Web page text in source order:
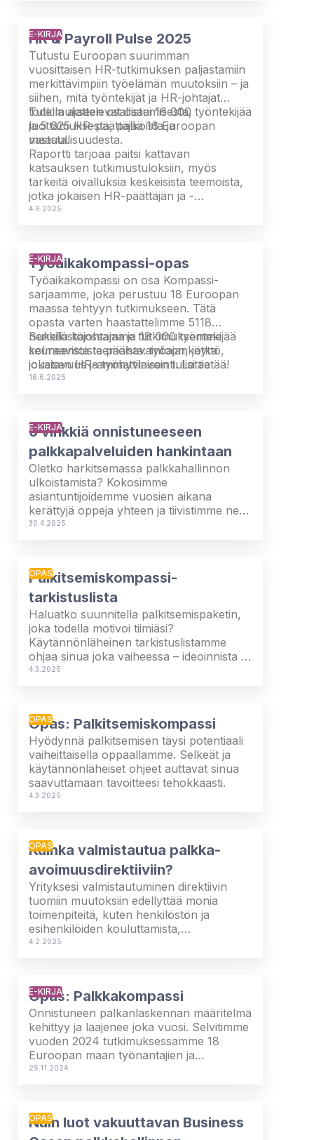
E-KIRJA
HR & Payroll Pulse 2025
Tutustu Euroopan suurimman
vuosittaisen HR-tutkimuksen paljastamiin
merkittävimpiin työelämän muutoksiin – ja
siihen, mitä työntekijät ja HR-johtajat
todella ajattelevat osaamisesta,
luottamuksesta, palkoista ja
vastuullisuudesta.
Tutkimukseen osallistui 16 000 työntekijää
ja 5 625 HR-päättäjää 16 Euroopan
maasta.
Raportti tarjoaa paitsi kattavan
katsauksen tutkimustuloksiin, myös
tärkeitä oivalluksia keskeisistä teemoista,
jotka jokaisen HR-päättäjän ja -
asiantuntijan on syytä ymmärtää.
4.9.2025
E-KIRJA
Työaikakompassi-opas
Työaikakompassi on osa Kompassi-
sarjaamme, joka perustuu 18 Euroopan
maassa tehtyyn tutkimukseen. Tätä
opasta varten haastattelimme 5118
henkilöstöjohtajaa ja 18 000 työntekijää
seuraavista teemoista: työajankäyttö,
joustavuus ja työhyvinvointi. Lataa
maksuton opas, niin saat tietää, mitä
auttavat niitä menestymään.
Sukella kanssamme tutkimuksemme
kolmeentoista päähavaintoon, jotka
jokaisen HR-ammattilaisen tulisi tietää!
16.6.2025
E-KIRJA
6 vinkkiä onnistuneeseen
palkkapalveluiden hankintaan
Oletko harkitsemassa palkkahallinnon
ulkoistamista? Kokosimme
asiantuntijoidemme vuosien aikana
kerättyjä oppeja yhteen ja tiivistimme ne
kuuden vinkin oppaaksi. Opas auttaa
30.4.2025
OPAS
Palkitsemiskompassi-
tarkistuslista
Haluatko suunnitella palkitsemispaketin,
joka todella motivoi tiimiäsi?
Käytännönläheinen tarkistuslistamme
ohjaa sinua joka vaiheessa – ideoinnista ja
markkinatutkimuksesta etujen
rakentaaksesi tehokas strategia, joka
tukee yrityksesi tavoitteita ja vastaa
työntekijöidesi tarpeisiin.
4.3.2025
OPAS
Opas: Palkitsemiskompassi
Hyödynnä palkitsemisen täysi potentiaali
vaiheittaisella oppaallamme. Selkeät ja
käytännönläheiset ohjeet auttavat sinua
saavuttamaan tavoitteesi tehokkaasti.
4.3.2025
OPAS
Kuinka valmistautua palkka-
avoimuusdirektiiviin?
Yrityksesi valmistautuminen direktiivin
tuomiin muutoksiin edellyttää monia
toimenpiteitä, kuten henkilöstön ja
esihenkilöiden kouluttamista,
palkkaerojen tunnistamista ja tietojen
avoimuusdirektiivin vaatimukset. Tämä
tarkistuslista auttaa sinua etenemään
järjestelmällisesti ja tehokkaasti.
4.2.2025
E-KIRJA
Opas: Palkkakompassi
Onnistuneen palkanlaskennan määritelmä
kehittyy ja laajenee joka vuosi. Selvitimme
vuoden 2024 tutkimuksessamme 18
Euroopan maan työnantajien ja
työntekijöiden näkemyksiä
tutkimustuloksia sekä paljastamme neljä
virstanpylvästä, jotka sinun on
25.11.2024
OPAS
Näin luot vakuuttavan Business